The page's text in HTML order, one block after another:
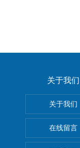
关于我们
关于我们
在线留言